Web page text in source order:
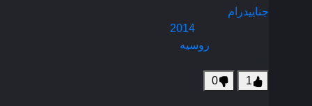
جناییدرام
2014
روسیه
1
0